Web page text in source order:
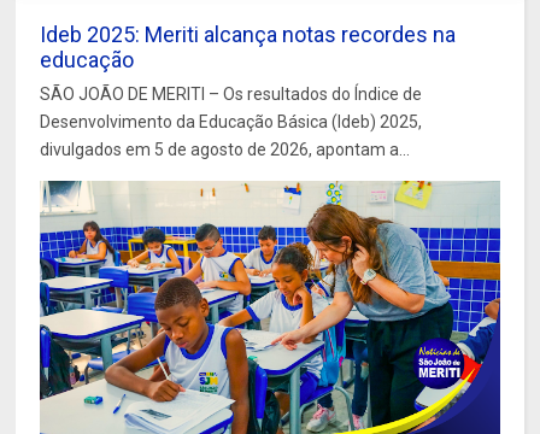
Ideb 2025: Meriti alcança notas recordes na
educação
SÃO JOÃO DE MERITI – Os resultados do Índice de
Desenvolvimento da Educação Básica (Ideb) 2025,
divulgados em 5 de agosto de 2026, apontam a...